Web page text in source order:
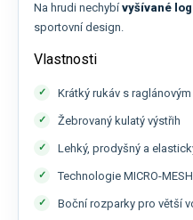
Na hrudi nechybí vyšívané
sportovní design.
Vlastnosti
Krátký rukáv s
Žebrovaný kulatý výstřih
Lehký, prodyšný a
Technologie MICRO-
Boční rozparky pro větší